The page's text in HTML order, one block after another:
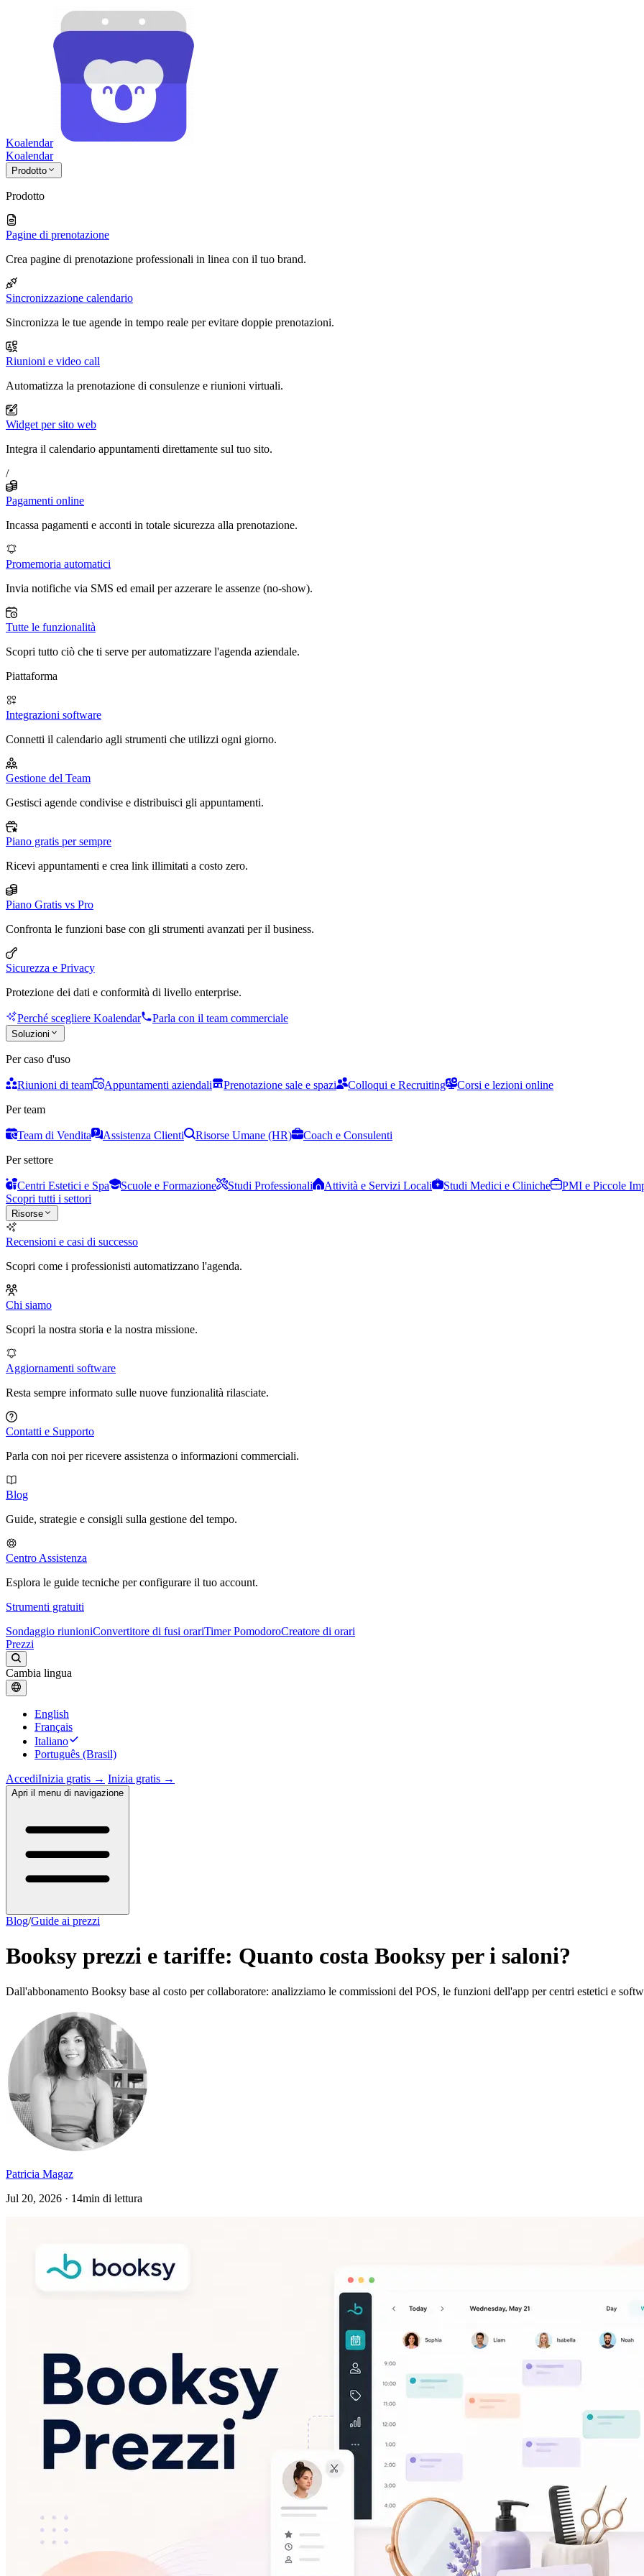
Koalendar
Koalendar
Prodotto
Prodotto
Pagine di prenotazione
Crea pagine di prenotazione professionali in linea con il tuo brand.
Sincronizzazione calendario
Sincronizza le tue agende in tempo reale per evitare doppie prenotazioni.
Riunioni e video call
Automatizza la prenotazione di consulenze e riunioni virtuali.
Widget per sito web
Integra il calendario appuntamenti direttamente sul tuo sito.
/
Pagamenti online
Incassa pagamenti e acconti in totale sicurezza alla prenotazione.
Promemoria automatici
Invia notifiche via SMS ed email per azzerare le assenze (no-show).
Tutte le funzionalità
Scopri tutto ciò che ti serve per automatizzare l'agenda aziendale.
Piattaforma
Integrazioni software
Connetti il calendario agli strumenti che utilizzi ogni giorno.
Gestione del Team
Gestisci agende condivise e distribuisci gli appuntamenti.
Piano gratis per sempre
Ricevi appuntamenti e crea link illimitati a costo zero.
Piano Gratis vs Pro
Confronta le funzioni base con gli strumenti avanzati per il business.
Sicurezza e Privacy
Protezione dei dati e conformità di livello enterprise.
Perché scegliere Koalendar Parla con il team commerciale
Soluzioni
Per caso d'uso
Riunioni di team Appuntamenti aziendali Prenotazione sale e spazi Colloqui e Recruiting
Corsi e lezioni online
Per team
Team di Vendita Assistenza Clienti Risorse Umane (HR)
Coach e Consulenti
Per settore
Centri Estetici e Spa Scuole e Formazione Studi Professionali Attività e Servizi Locali Studi Medici e Cliniche
PMI e Piccole
Scopri tutti i settori
Risorse
Recensioni e casi di successo
Scopri come i professionisti automatizzano l'agenda.
Chi siamo
Scopri la nostra storia e la nostra missione.
Aggiornamenti software
Resta sempre informato sulle nuove funzionalità rilasciate.
Contatti e Supporto
Parla con noi per ricevere assistenza o informazioni commerciali.
Blog
Guide, strategie e consigli sulla gestione del tempo.
Centro Assistenza
Esplora le guide tecniche per configurare il tuo account.
Strumenti gratuiti
Sondaggio riunioniConvertitore di fusi orariTimer PomodoroCreatore di orari
Prezzi
Cambia lingua
English
Français
Italiano
Português (Brasil)
AccediInizia gratis → Inizia gratis →
Apri il menu di navigazione
Blog/Guide ai prezzi
Booksy prezzi e tariffe: Quanto costa Booksy per i saloni?
Dall'abbonamento Booksy base al costo per collaboratore: analizziamo le commissioni del POS, le funzioni dell'app per centri estetici e
Patricia Magaz
Jul 20, 2026 · 14min di lettura